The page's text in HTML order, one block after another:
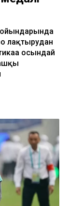
лақтырудан
осындай